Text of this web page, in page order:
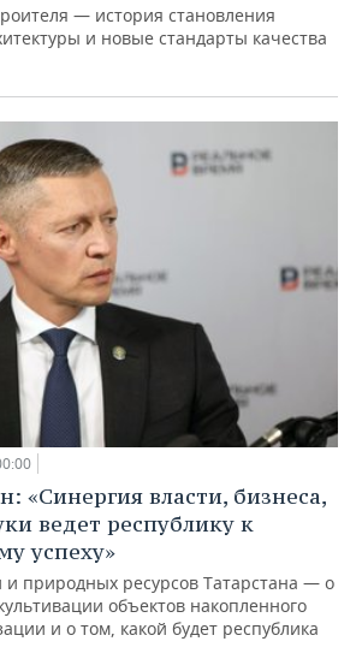
— история становления
и новые стандарты качества
«Синергия власти, бизнеса,
ведет республику к
успеху»
и природных ресурсов Татарстана — о
объектов накопленного
и о том, какой будет республика